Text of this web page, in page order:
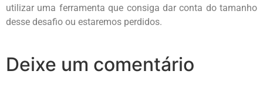
utilizar uma ferramenta que consiga dar conta do tamanho
desse desafio ou estaremos perdidos.
Deixe um comentário